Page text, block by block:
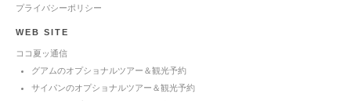
プライバシーポリシー
WEB SITE
ココ夏ッ通信
グアムのオプショナルツアー＆観光予約
サイパンのオプショナルツアー＆観光予約